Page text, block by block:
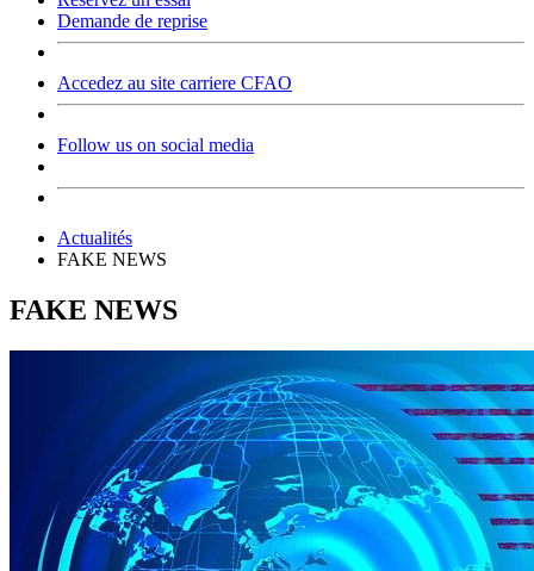
Demande de reprise
Accedez au site carriere CFAO
Follow us on social media
Actualités
FAKE NEWS
FAKE NEWS